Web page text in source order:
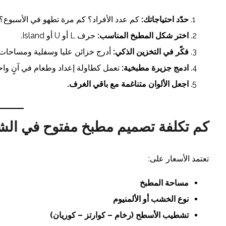
حدّد احتياجاتك: كم عدد الأفراد؟ كم مرة تطهو في الأسبوع؟
اختر شكل المطبخ المناسب: حرف L أو U أو Island.
فكّر في التخزين الذكي: أدرج خزائن عليا وسفلية
ادمج جزيرة مطبخية: تعمل كطاولة إعداد وطعام في آنٍ
اجعل الألوان متناغمة مع باقي الغرف.
كم تكلفة تصميم مطبخ مفتوح في
تعتمد الأسعار على:
مساحة المطبخ
نوع الخشب أو الألمنيوم
تشطيب الأسطح (رخام – كوارتز – كوريان)